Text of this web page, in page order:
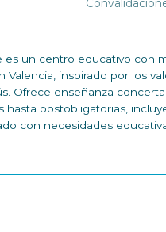
es un centro educativo con
Valencia, inspirado por los
Ofrece enseñanza
hasta postobligatorias,
con necesidades